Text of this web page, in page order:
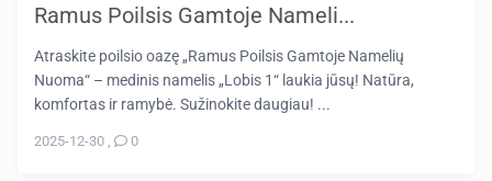
Ramus Poilsis Gamtoje Nameli...
Atraskite poilsio oazę „Ramus Poilsis Gamtoje Namelių
Nuoma“ – medinis namelis „Lobis 1“ laukia jūsų! Natūra,
komfortas ir ramybė. Sužinokite daugiau! ...
2025-12-30 , 0